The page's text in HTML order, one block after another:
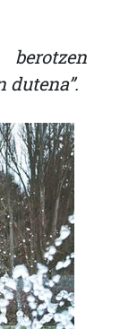
dutena”.